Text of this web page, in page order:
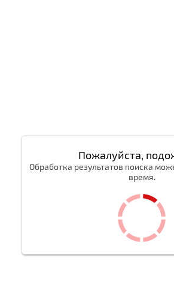
Пожалуйста,
Обработка результатов поиска
время.